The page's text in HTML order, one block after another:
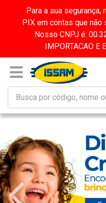
Para a sua
PIX em contas que não
Nosso CNPJ é:
IMPORTACAO E